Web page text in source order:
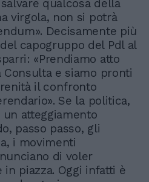
qualcosa della
virgola, non si potrà
Decisamente più
capogruppo del Pdl al
«Prendiamo atto
e siamo pronti
il confronto
Se la politica,
atteggiamento
passo passo, gli
i movimenti
di voler
piazza. Oggi infatti è